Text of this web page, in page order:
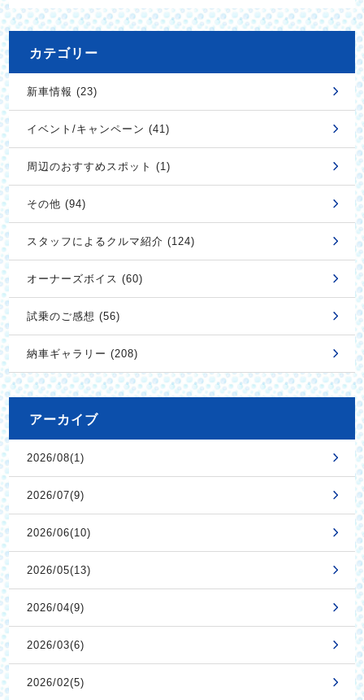
カテゴリー
新車情報 (23)
イベント/キャンペーン (41)
周辺のおすすめスポット (1)
その他 (94)
スタッフによるクルマ紹介 (124)
オーナーズボイス (60)
試乗のご感想 (56)
納車ギャラリー (208)
アーカイブ
2026/08(1)
2026/07(9)
2026/06(10)
2026/05(13)
2026/04(9)
2026/03(6)
2026/02(5)